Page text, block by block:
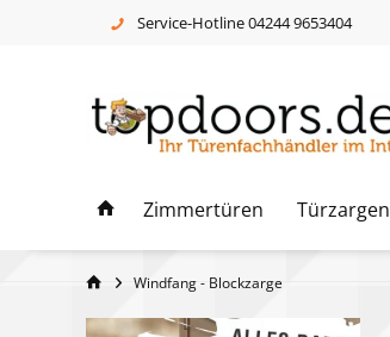
Service-Hotline 04244 9653404
Zimmertüren Türzargen
Windfang - Blockzarge